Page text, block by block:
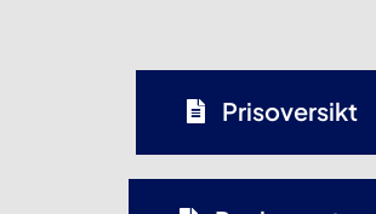
Prisoversikt